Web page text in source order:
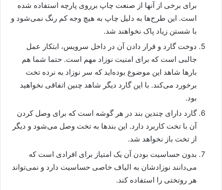
برای برخی از آنها از صنعت چاپ برروی پارچه استفاده شده
است. این طرح‌ها به دلیل چاپ به هیچ وجه کم رنگ نمی‌شود و
با شستن زیاد پاک نخواهند شد.
دوخت گارد و قرار دادن آن در داخل سرویس، ابتکار عمل
جالبی است که برای امنیت نوزاد مهم است. حتما شما هم
بارها شاهد این موضوع بوده‌اید که سر نوزاد به نرده تخت
برخورد می‌کند. با این گارد دیگر شاهد چنین اتفاقی نخواهید
بود.
گارد دارای چندین بند در هر گوشه است که برای وصل کردن
آن با تخت کاربرد دارد. این بندها به تخت وصل می‌شود و دیگر
از تخت باز نخواهد شد.
بدون حساسیت بودن آن یک امتیاز برای افرادی است که
می‌دانند نوزادشان به الیاف خاصی حساسیت دارد و نمی‌تواند
هر روتختی را استفاده کند.